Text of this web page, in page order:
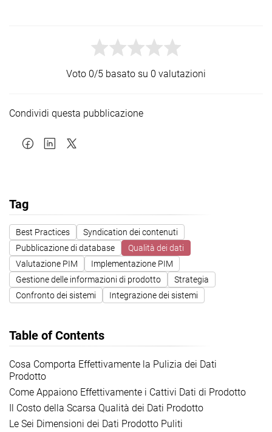
Voto 0/5 basato su 0 valutazioni
Condividi questa pubblicazione
Tag
Best Practices
Syndication dei contenuti
Pubblicazione di database
Qualità dei dati
Valutazione PIM
Implementazione PIM
Gestione delle informazioni di prodotto
Strategia
Confronto dei sistemi
Integrazione dei sistemi
Table of Contents
Cosa Comporta Effettivamente la Pulizia dei Dati
Prodotto
Come Appaiono Effettivamente i Cattivi Dati di Prodotto
Il Costo della Scarsa Qualità dei Dati Prodotto
Le Sei Dimensioni dei Dati Prodotto Puliti